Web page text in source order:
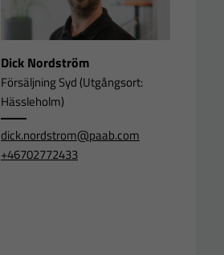
Dick Nordström
Försäljning Syd (Utgångsort:
Hässleholm)
dick.nordstrom@paab.com
+46702772433